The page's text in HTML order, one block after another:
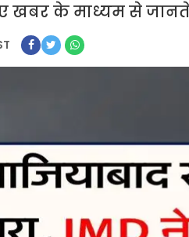
खबर के माध्यम से